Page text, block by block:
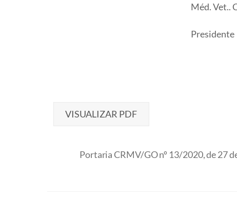
Méd. Vet..
Presidente
VISUALIZAR PDF
Portaria CRMV/GO nº 13/2020, de 27